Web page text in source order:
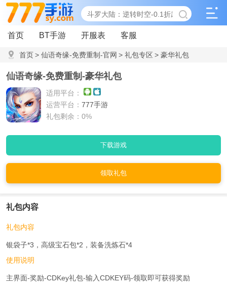
首页 BT手游 开服表 客服
首页> 仙语奇缘-免费重制-官网 > 礼包专区 > 豪华礼包
仙语奇缘-免费重制-豪华礼包
适用平台：
运营平台： 777手游
礼包剩余：0%
下载游戏
领取礼包
礼包内容
礼包内容
银袋子*3，高级宝石包*2，装备洗炼石*4
使用说明
主界面-奖励-CDKey礼包-输入CDKEY码-领取即可获得奖励